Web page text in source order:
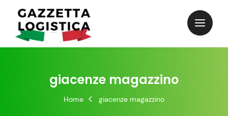
content
giacenze magazzino
Home giacenze magazzino